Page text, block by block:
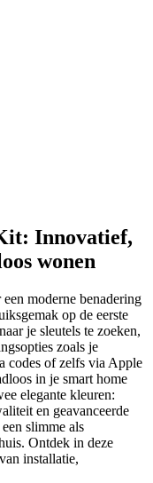
Innovatief,
wonen
moderne benadering
op de eerste
je sleutels te zoeken,
zoals je
codes of zelfs via Apple
in je smart home
elegante kleuren:
en geavanceerde
slimme als
Ontdek in deze
installatie,